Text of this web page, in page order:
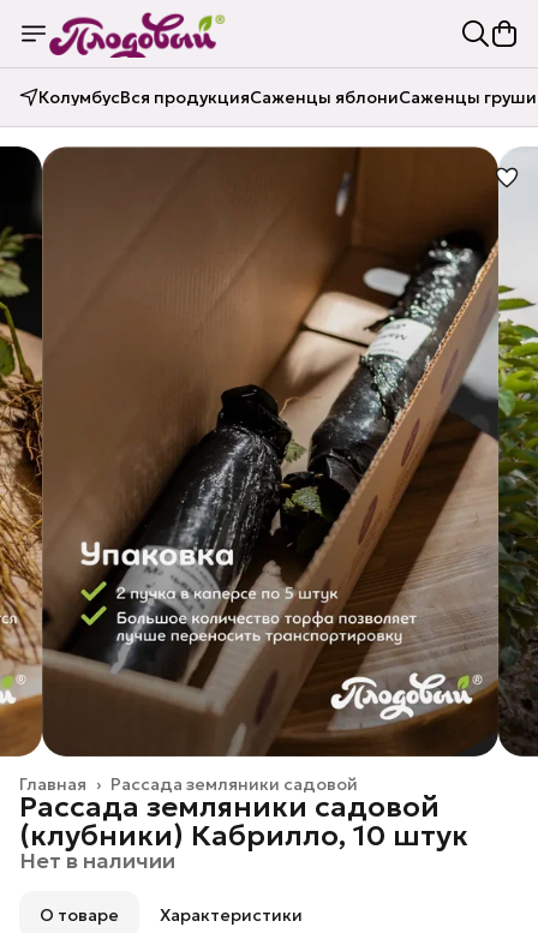
КолумбусВся продукцияСаженцы яблониСаженцы груши
Рассада земляники садовой
Главная ›
Рассада земляники садовой
(клубники) Кабрилло, 10 штук
Нет в наличии
О товаре Характеристики